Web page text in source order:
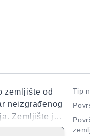
zemljište od
neizgrađenog
Zemljište je
cestu.
Tip